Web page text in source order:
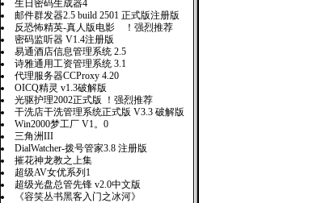
生日密码生成器4
邮件群发器2.5 build 2501 正式版注册版
反恐怖精英-真人版电影 ！强烈推荐
密码监听器 V1.4注册版
易通酒店信息管理系统 2.5
诗雅通用工资管理系统 3.1
代理服务器CCProxy 4.20
OICQ精灵 v1.3破解版
光驱护理2002正式版 ！强烈推荐
干洗店干洗管理系统正式版 V3.3 破解版
Win2000梦工厂 V1。0
三角洲III
DialWatcher-拨号管家3.8 注册版
摧花神龙教之上集
超级AV女优系列1
超级光盘总管先锋 v2.0中文版
《容笑丛书黑客入门之冰河》